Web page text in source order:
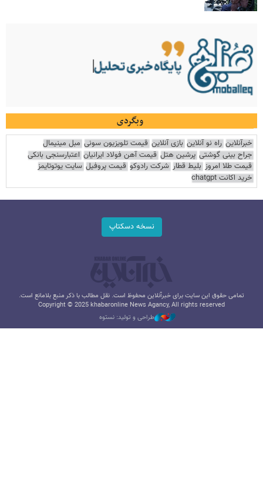
وبگردی
خبرآنلاین راه نو آنلاین بازی آنلاین قیمت تلویزیون سونی مبل مینیمال
جراح بینی گوشتی پرشین هتل قیمت آهن فولاد ایرانیان اعتبارسنجی بانکی
قیمت طلا امروز بلیط قطار شرکت رادوکو قیمت پروفیل سایت یوتوتایمز
خرید اکانت chatgpt
نسخه دسکتاپ
تمامی حقوق این سایت برای خبرآنلاین محفوظ است. نقل مطالب با ذکر منبع بلامانع است.
Copyright © 2025 khabaronline News Agancy, All rights reserved
طراحی و تولید: نستوه